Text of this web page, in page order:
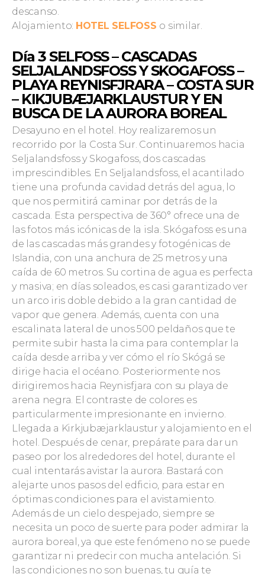
descanso.
Alojamiento: HOTEL SELFOSS o similar.
Día 3SELFOSS – CASCADAS
SELJALANDSFOSS Y SKOGAFOSS –
PLAYA REYNISFJRARA – COSTA SUR
– KIKJUBÆJARKLAUSTUR Y EN
BUSCA DE LA AURORA BOREAL
Desayuno en el hotel. Hoy realizaremos un
recorrido por la Costa Sur. Continuaremos hacia
Seljalandsfoss y Skogafoss, dos cascadas
imprescindibl es. En Seljalandsfoss, el acantilado
tiene una profunda cavidad detrás del agua, lo
que nos permitirá caminar por detrás de la
cascada. Esta perspectiva de 360° ofrece una de
las fotos más icónicas de la isla. Skógafoss es una
de las cascadas más grandes y fotogénicas de
Islandia, con una anchura de 25 metros y una
caída de 60 metros. Su cortina de agua es perfecta
y masiva; en días soleados, es casi garantizado ver
un arco iris doble debido a la gran cantidad de
vapor que genera. Además, cuenta con una
escalinata lateral de unos 500 peldaños que te
permite subir hasta la cima para contemplar la
caída desde arriba y ver cómo el río Skógá se
dirige hacia el océano. Posteriormente nos
dirigiremos hacia Reynisfjara con su playa de
arena negra. El contraste de colores es
particularmente impresionante en invierno.
Llegada a Kirkjubæjarklaustur y alojamiento en el
hotel. Después de cenar, prepárate para dar un
paseo por los alrededores del hotel, durante el
cual intentarás avistar la aurora. Bastará con
alejarte unos pasos del edficio, para estar en
óptimas condiciones para el avistamiento.
Además de un cielo despejado, siempre se
necesita un poco de suerte para poder admirar la
aurora boreal, ya que este fenómeno no se puede
garantizar ni predecir con mucha antelación. Si
las condiciones no son buenas, tu guía te